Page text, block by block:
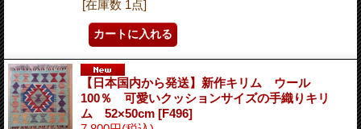
[在庫数 1点]
【日本国内から発送】新作キリム ウール
100％ 可愛いクッションサイズの手織りキリ
ム 52×50cm [F496]